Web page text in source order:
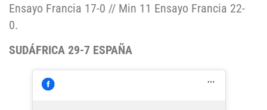
Ensayo Francia 17-0 // Min 11 Ensayo Francia 22-
0.
SUDÁFRICA 29-7 ESPAÑA